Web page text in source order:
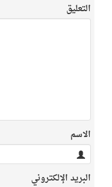
التعليق
الاسم
البريد الإلكتروني